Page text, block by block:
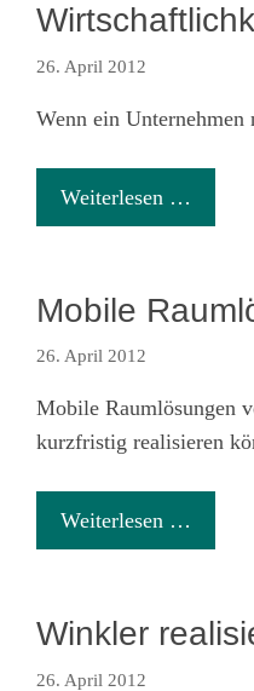
26. April 2012
Wenn ein
Weiterlesen …
Mobile
26. April 2012
Mobile Raumlösungen
kurzfristig realisieren
Weiterlesen …
Winkler
26. April 2012